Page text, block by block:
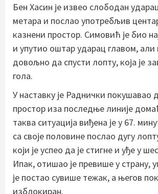
Бен Хасин је извео слободан
метара и послао употребљив
казнени простор. Симовић је био
и упутио оштар ударац главом, али
довољно да спусти лопту, која је
гола.
У наставку је Раднички покушавао
простор иза последње линије
таква ситуација виђена је у 67.
са своје половине послао дугу
који је успео да је стигне и уђе у
Ипак, отишао је превише у страну,
је постао сувише тежак, а његов
изблокиран.